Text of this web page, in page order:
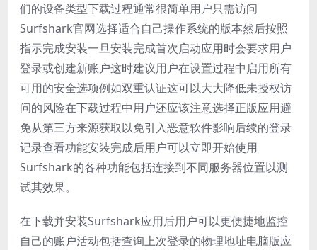
们的设备类型下载过程通常很简单用户只需访问
Surfshark官网选择适合自己操作系统的版本然后按照
指示完成安装一旦安装完成首次启动应用时会要求用户
登录或创建新账户这时建议用户在设置过程中启用所有
可用的安全选项例如双重认证这可以大大降低未授权访
问的风险在下载过程中用户还应该注意选择正版应用避
免从第三方来源获取以免引入恶意软件影响后续的登录
记录查看功能安装完成后用户可以立即开始使用
Surfshark的各种功能包括连接到不同服务器位置以测
试其效果。
在下载并安装Surfshark应用后用户可以更便捷地监控
自己的账户活动包括查询上次登录的物理地址电脑版应